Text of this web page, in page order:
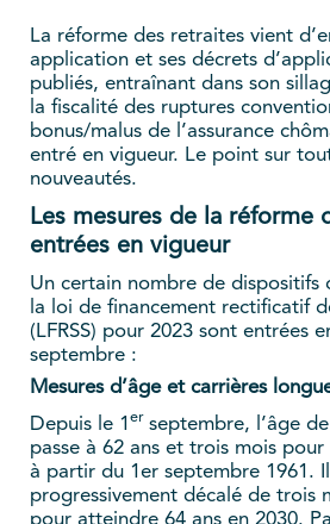
La réforme des retraites vient
application et ses décrets
publiés, entraînant dans son
la fiscalité des ruptures
bonus/malus de l’assurance
entré en vigueur. Le point sur
nouveautés.
Les mesures de la réforme
entrées en vigueur
Un certain nombre de
la loi de financement rectificatif
(LFRSS) pour 2023 sont entrées
septembre :
Mesures d’âge et carrières
Depuis le 1 er septembre, l’âge
passe à 62 ans et trois mois pour
à partir du 1er septembre 1961.
progressivement décalé de trois
pour atteindre 64 ans en 2030.